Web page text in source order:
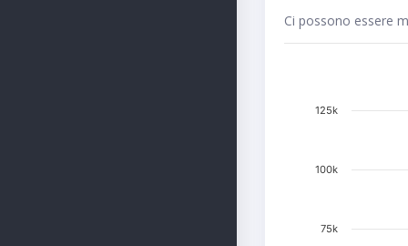
Ci possono essere
75k
100k
125k